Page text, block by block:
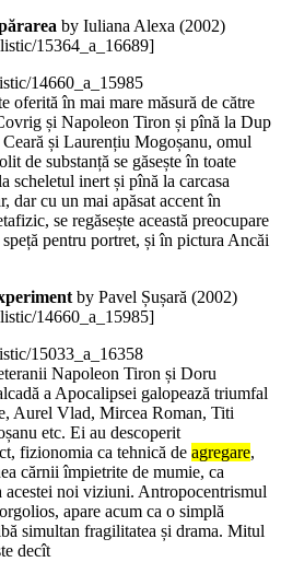
by Iuliana Alexa (2002)
15364_a_16689]
14660_a_15985
oferită în mai mare măsură de către
și Napoleon Tiron și pînă la Dup
și Laurențiu Mogoșanu, omul
de substanță se găsește în toate
scheletul inert și pînă la carcasa
dar cu un mai apăsat accent în
se regăsește această preocupare
pentru portret, și în pictura Ancăi
by Pavel Șușară (2002)
14660_a_15985]
15033_a_16358
Napoleon Tiron și Doru
a Apocalipsei galopează triumfal
Aurel Vlad, Mircea Roman, Titi
etc. Ei au descoperit
fizionomia ca tehnică de agregare,
cărnii împietrite de mumie, ca
acestei noi viziuni. Antropocentrismul
apare acum ca o simplă
simultan fragilitatea și drama. Mitul
decît